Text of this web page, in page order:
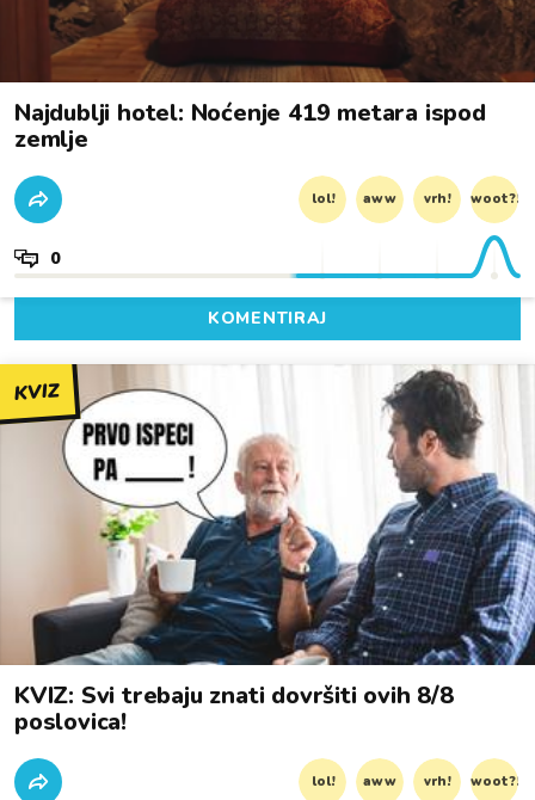
Najdublji hotel: Noćenje 419 metara ispod
zemlje
lol! aww vrh! woot?!
0
KOMENTIRAJ
KVIZ
KVIZ: Svi trebaju znati dovršiti ovih 8/8
poslovica!
lol! aww vrh! woot?!